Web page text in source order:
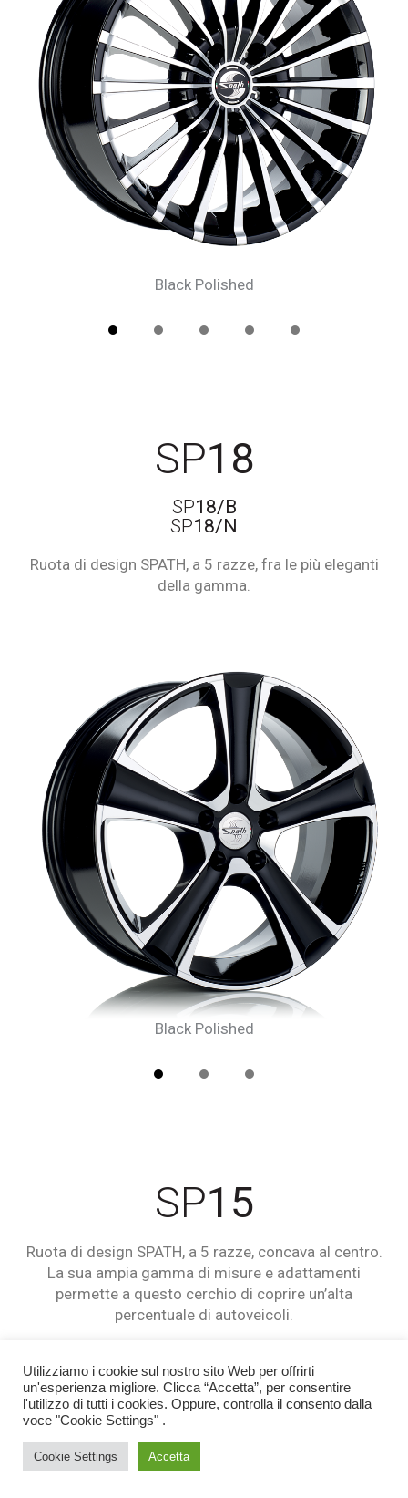
Black Polished
SP18
SP18/B
SP18/N
Ruota di design SPATH, a 5 razze, fra le più eleganti
della gamma.
Black Polished
SP15
Ruota di design SPATH, a 5 razze, concava al centro.
La sua ampia gamma di misure e adattamenti
permette a questo cerchio di coprire un’alta
percentuale di autoveicoli.
Utilizziamo i cookie sul nostro sito Web per offrirti
un'esperienza migliore. Clicca “Accetta”, per consentire
l'utilizzo di tutti i cookies. Oppure, controlla il consento dalla
voce "Cookie Settings" .
Cookie Settings Accetta